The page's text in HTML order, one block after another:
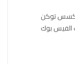
توكن
الفيس بوك